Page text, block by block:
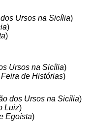
Ursos na Sicília)
)
)
Ursos na Sicília)
de Histórias)
dos Ursos na Sicília)
Luiz)
Egoísta)